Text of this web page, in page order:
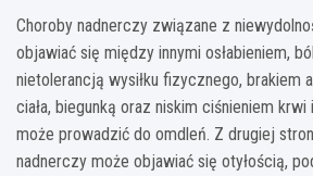
Choroby nadnerczy związane z
objawiać się między innymi osłabieniem,
nietolerancją wysiłku fizycznego, brakiem
ciała, biegunką oraz niskim ciśnieniem
może prowadzić do omdleń. Z drugiej
nadnerczy może objawiać się otyłością,